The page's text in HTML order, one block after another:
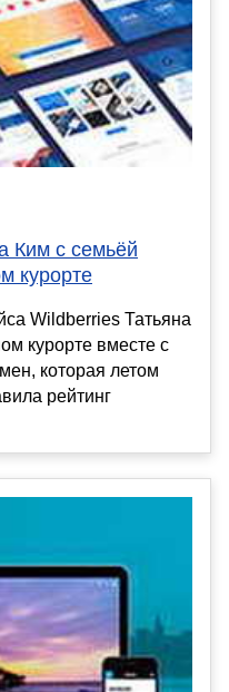
Ким с семьёй
курорте
Wildberries Татьяна
курорте вместе с
которая летом
рейтинг